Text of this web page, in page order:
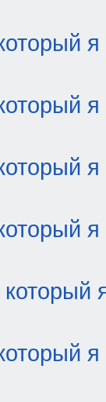
я
я
я
я
я